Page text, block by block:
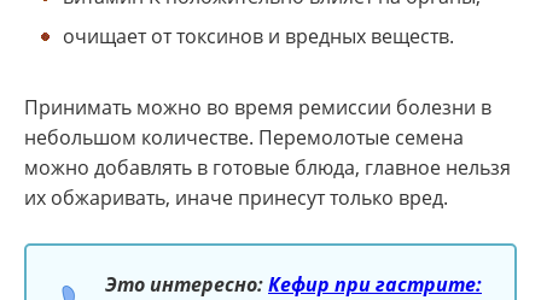
очищает от токсинов и вредных веществ.
Принимать можно во время ремиссии болезни в
небольшом количестве. Перемолотые семена
можно добавлять в готовые блюда, главное нельзя
их обжаривать, иначе принесут только вред.
Это интересно:Кефир при гастрите: